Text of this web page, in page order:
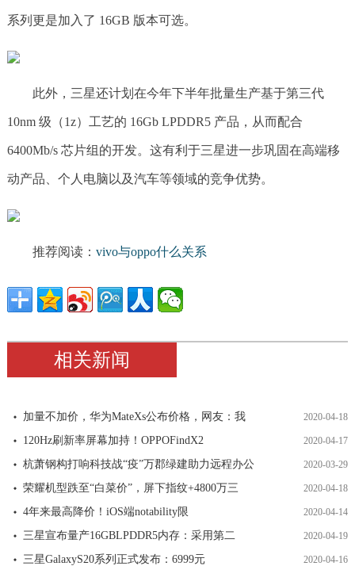
系列更是加入了 16GB 版本可选。
此外，三星还计划在今年下半年批量生产基于第三代
10nm 级（1z）工艺的 16Gb LPDDR5 产品，从而配合
6400Mb/s 芯片组的开发。这有利于三星进一步巩固在高端移
动产品、个人电脑以及汽车等领域的竞争优势。
推荐阅读： vivo与oppo什么关系
相关新闻
加量不加价，华为MateXs公布价格，网友：我 2020-04-18
120Hz刷新率屏幕加持！OPPOFindX2 2020-04-17
杭萧钢构打响科技战“疫”万郡绿建助力远程办公 2020-03-29
荣耀机型跌至“白菜价”，屏下指纹+4800万三 2020-04-18
4年来最高降价！iOS端notability限 2020-04-14
三星宣布量产16GBLPDDR5内存：采用第二 2020-04-19
三星GalaxyS20系列正式发布：6999元 2020-04-16